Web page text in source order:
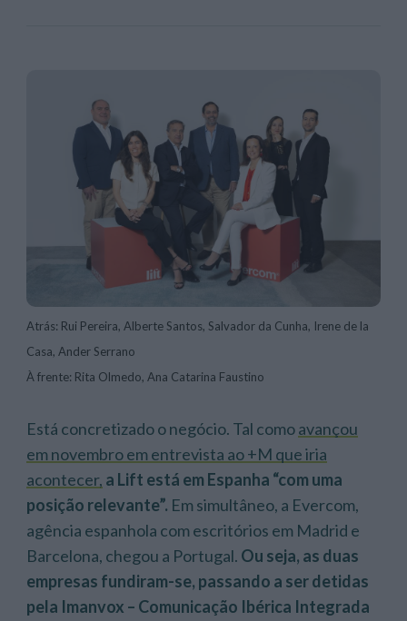
Atrás: Rui Pereira, Alberte Santos, Salvador da Cunha, Irene de la
Casa, Ander Serrano
À frente: Rita Olmedo, Ana Catarina Faustino
Está concretizado o negócio. Tal comoavançou
em novembro em entrevista ao +M que iria
acontecer, a Lift está em Espanha “com uma
posição relevante”. Em simultâneo, a Evercom,
agência espanhola com escritórios em Madrid e
Barcelona, chegou a Portugal. Ou seja, as duas
empresas fundiram-se, passando a ser detidas
pela Imanvox – Comunicação Ibérica Integrada